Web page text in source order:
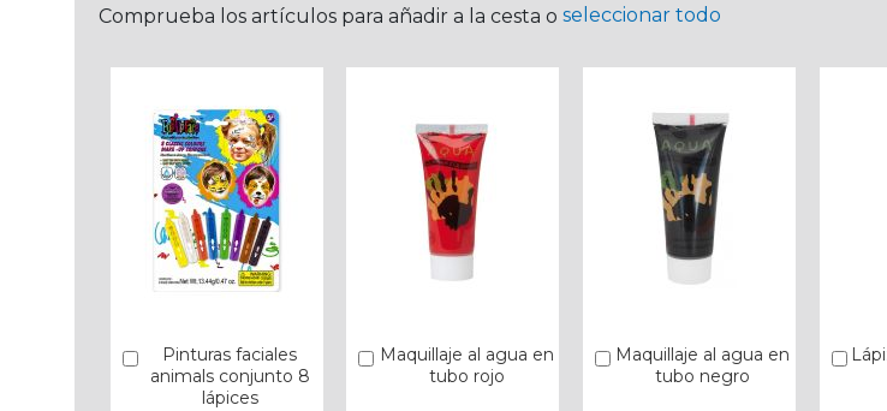
Comprueba los artículos para añadir a la cesta o seleccionar todo
Pinturas faciales
animals conjunto 8
lápices
Añadir
Maquillaje al agua en
tubo rojo
Añadir
Maquillaje al agua en
tubo negro
Añadir